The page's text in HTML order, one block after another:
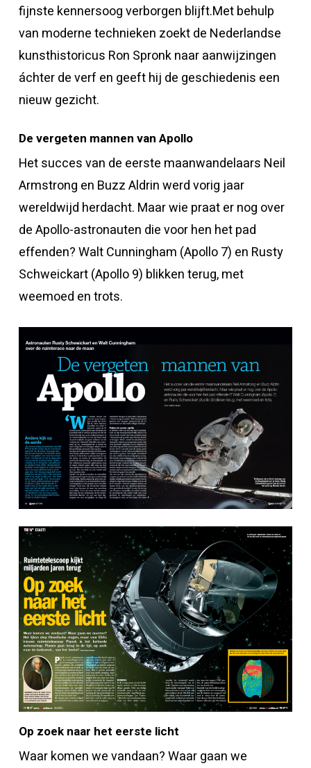
fijnste kennersoog verborgen blijft.Met behulp
van moderne technieken zoekt de Nederlandse
kunsthistoricus Ron Spronk naar aanwijzingen
áchter de verf en geeft hij de geschiedenis een
nieuw gezicht.
De vergeten mannen van Apollo
Het succes van de eerste maanwandelaars Neil
Armstrong en Buzz Aldrin werd vorig jaar
wereldwijd herdacht. Maar wie praat er nog over
de Apollo-astronauten die voor hen het pad
effenden? Walt Cunningham (Apollo 7) en Rusty
Schweickart (Apollo 9) blikken terug, met
weemoed en trots.
Op zoek naar het eerste licht
Waar komen we vandaan? Waar gaan we